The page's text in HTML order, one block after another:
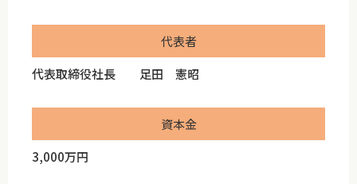
代表者
代表取締役社長 足田 憲昭
資本金
3,000万円